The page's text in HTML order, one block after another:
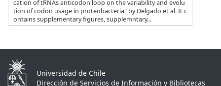
cation of tRNAs anticodon loop on the variability and evolu
tion of codon usage in proteobacteria" by Delgado et al. It c
ontains supplementary figures, supplemntary...
Universidad de Chile
Dirección de Servicios de Información y Bibliotecas